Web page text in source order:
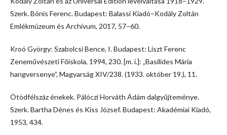
Szerk. Bónis Ferenc. Budapest: Balassi Kiadó–Kodály Zoltán
Emlékmúzeum és Archívum, 2017, 57–60.
Kroó György: Szabolcsi Bence, I. Budapest: Liszt Ferenc
Zeneművészeti Főiskola, 1994, 230. [m. i.]: „Basilides Mária
hangversenye”, Magyarság XIV/238. (1933. október 19.), 11.
Ötödfélszáz énekek. Pálóczi Horváth Ádám dalgyűjteménye.
Szerk. Bartha Dénes és Kiss József. Budapest: Akadémiai Kiadó,
1953, 434.